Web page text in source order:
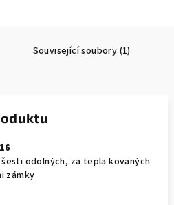
Související soubory (1)
odolných, za tepla kovaných
zámky